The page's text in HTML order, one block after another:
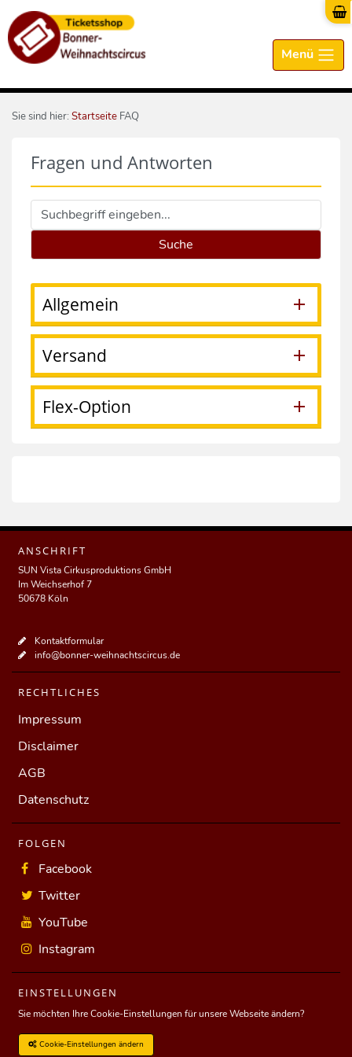
Menü
Sie sind hier: Startseite FAQ
Fragen und Antworten
Allgemein
Versand
Flex-Option
ANSCHRIFT
SUN Vista Cirkusproduktions GmbH
Im Weichserhof 7
50678 Köln
Kontaktformular
info@bonner-weihnachtscircus.de
RECHTLICHES
Impressum
Disclaimer
AGB
Datenschutz
FOLGEN
Facebook
Twitter
YouTube
Instagram
EINSTELLUNGEN
Sie möchten Ihre Cookie-Einstellungen für unsere Webseite ändern?
Cookie-Einstellungen ändern